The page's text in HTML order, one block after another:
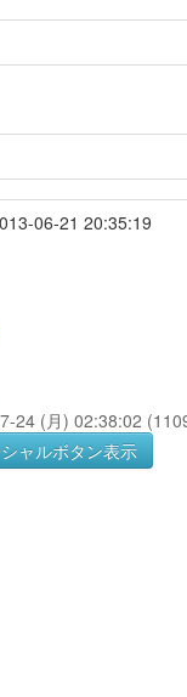
06-21 20:35:19
24 (月) 02:38:02
ャルボタン表示